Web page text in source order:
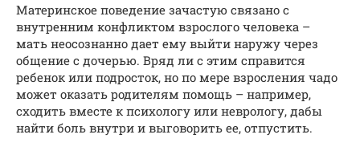
Материнское поведение зачастую связано с
внутренним конфликтом взрослого человека –
мать неосознанно дает ему выйти наружу через
общение с дочерью. Вряд ли с этим справится
ребенок или подросток, но по мере взросления чадо
может оказать родителям помощь – например,
сходить вместе к психологу или неврологу, дабы
найти боль внутри и выговорить ее, отпустить.